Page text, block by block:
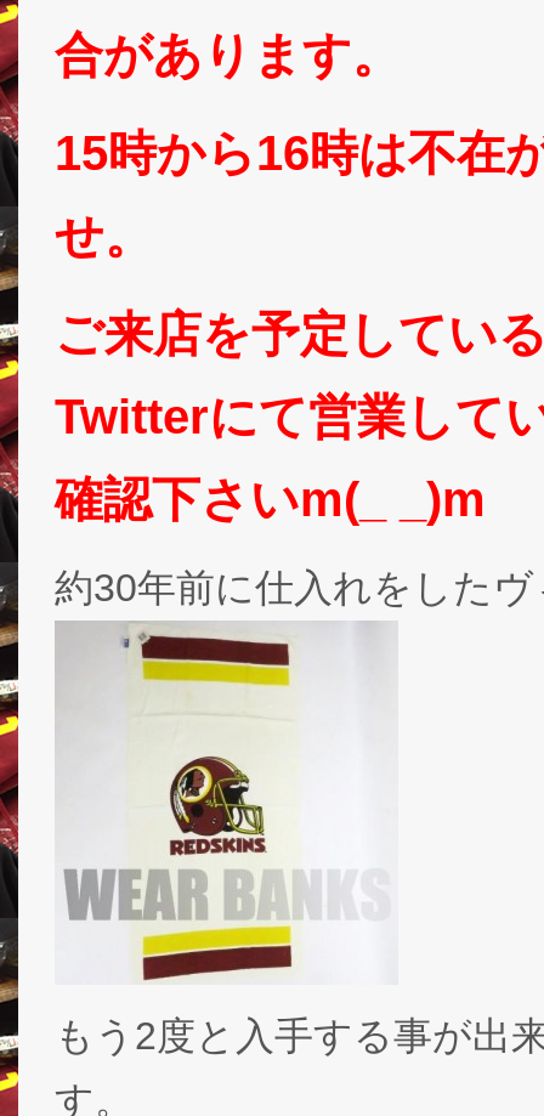
合があります。
15時から16時は不在
せ。
ご来店を予定してい
Twitterにて営業して
確認下さいm(_ _)m
約30年前に仕入れをした
もう2度と入手する事が出
す。